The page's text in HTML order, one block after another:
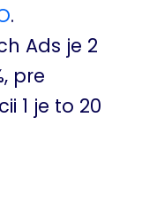
.
Ads je 2
pre
1 je to 20